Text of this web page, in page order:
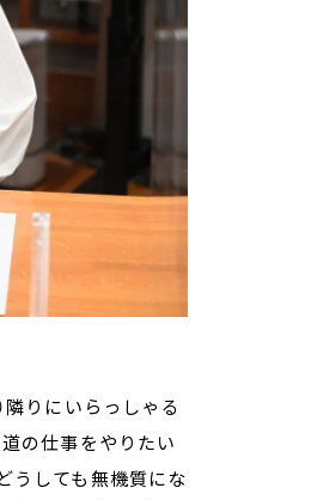
隣りにいらっしゃる
の仕事をやりたい
うしても無機質にな